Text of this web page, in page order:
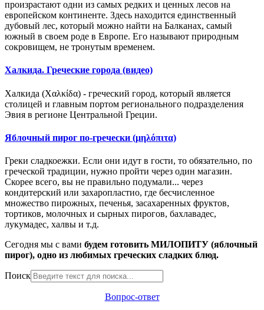
произрастают одни из самых редких и ценных лесов на
европейском континенте. Здесь находится единственный
дубовый лес, который можно найти на Балканах, самый
южный в своем роде в Европе. Его называют природным
сокровищем, не тронутым временем.
Халкида. Греческие города (видео)
Халкида (Χαλκίδα) - греческий город, который является
столицей и главным портом регионального подразделения
Эвия в регионе Центральной Греции.
Яблочный пирог по-гречески (μηλόπιτα)
Греки сладкоежки. Если они идут в гости, то обязательно, по
греческой традиции, нужно пройти через один магазин.
Скорее всего, вы не правильно подумали... через
кондитерский или захаропластио, где бесчисленное
множество пирожных, печенья, засахаренных фруктов,
тортиков, молочных и сырных пирогов, бахлавадес,
лукумадес, халвы и т.д.
Сегодня мы с вами будем готовить МИЛОПИТУ (яблочный
пирог), одно из любимых греческих сладких блюд.
Поиск
Вопрос-ответ